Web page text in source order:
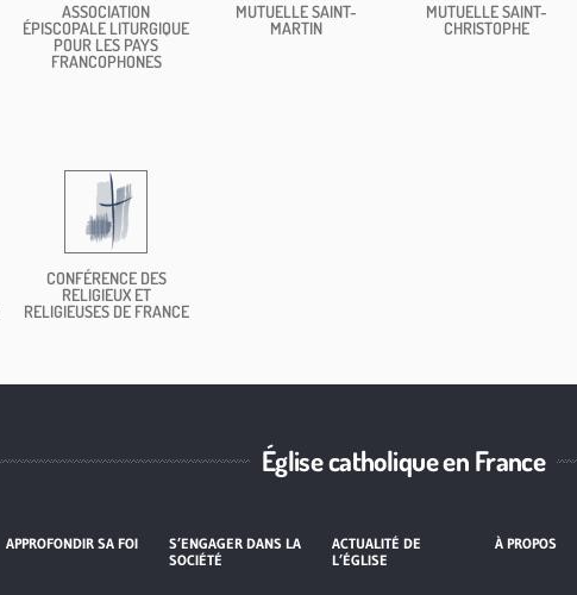
ASSOCIATION
ÉPISCOPALE LITURGIQUE
POUR LES PAYS
FRANCOPHONES
MUTUELLE SAINT-
MARTIN
MUTUELLE SAINT-
CHRISTOPHE
CONFÉRENCE DES
RELIGIEUX ET
RELIGIEUSES DE FRANCE
Église catholique en France
APPROFONDIR SA FOI
S’ENGAGER DANS LA
SOCIÉTÉ
ACTUALITÉ DE
L’ÉGLISE
À PROPOS